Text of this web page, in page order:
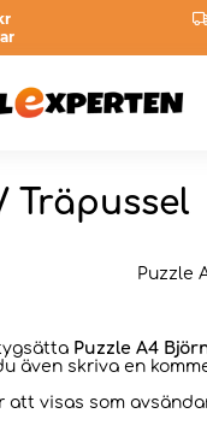
Träpussel
Puzzle
Puzzle A4
även skriva en
att visas som